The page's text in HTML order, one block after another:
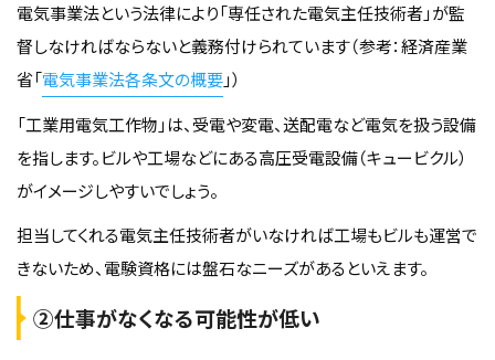
電気事業法という法律により「専任された電気主任技術者」が監
督しなければならないと義務付けられています（参考：経済産業
省「電気事業法各条文の概要」）
「工業用電気工作物」は、受電や変電、送配電など電気を扱う設備
を指します。ビルや工場などにある高圧受電設備（キュービクル）
がイメージしやすいでしょう。
担当してくれる電気主任技術者がいなければ工場もビルも運営で
きないため、電験資格には盤石なニーズがあるといえます。
②仕事がなくなる可能性が低い